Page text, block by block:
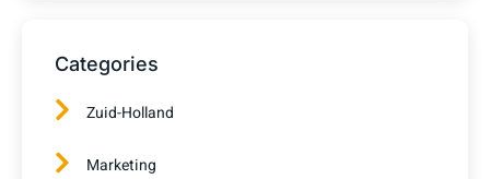
Categories
Zuid-Holland
Marketing